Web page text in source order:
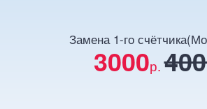
Замена 1-го
3000р.